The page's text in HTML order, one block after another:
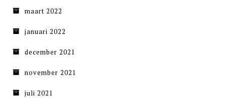
maart 2022
januari 2022
december 2021
november 2021
juli 2021